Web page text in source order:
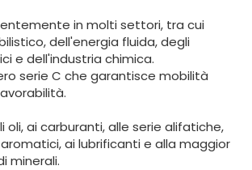
in molti settori, tra cui
dell'energia fluida, degli
e dell'industria chimica.
serie C che garantisce mobilità
oli, ai carburanti, alle serie alifatiche,
ai lubrificanti e alla maggior
minerali.